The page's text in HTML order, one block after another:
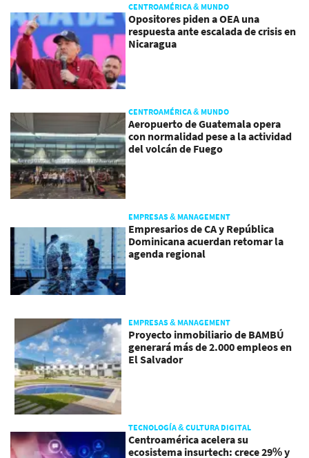
CENTROAMÉRICA & MUNDO
Opositores piden a OEA una
respuesta ante escalada de crisis en
Nicaragua
CENTROAMÉRICA & MUNDO
Aeropuerto de Guatemala opera
con normalidad pese a la actividad
del volcán de Fuego
EMPRESAS & MANAGEMENT
Empresarios de CA y República
Dominicana acuerdan retomar la
agenda regional
EMPRESAS & MANAGEMENT
Proyecto inmobiliario de BAMBÚ
generará más de 2.000 empleos en
El Salvador
TECNOLOGÍA & CULTURA DIGITAL
Centroamérica acelera su
ecosistema insurtech: crece 29% y